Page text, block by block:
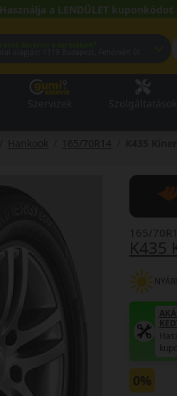
Használja a LENDÜLET
Hankook 165/70R14
K435
165/
0%